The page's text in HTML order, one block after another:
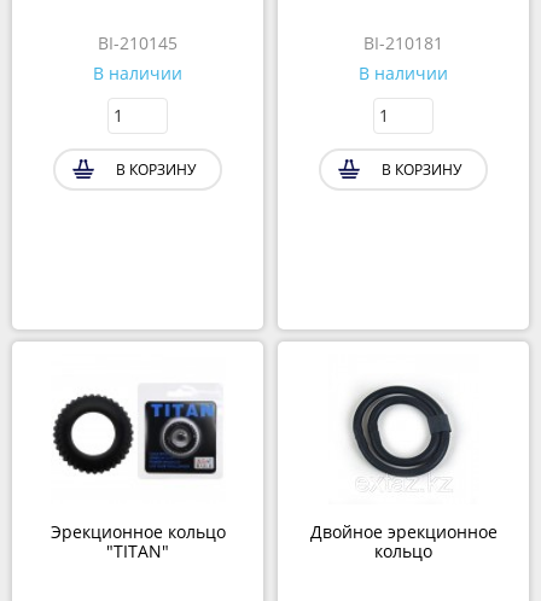
BI-210145
В наличии
В КОРЗИНУ
BI-210181
В наличии
В КОРЗИНУ
Эрекционное кольцо
"TITAN"
Двойное эрекционное
кольцо